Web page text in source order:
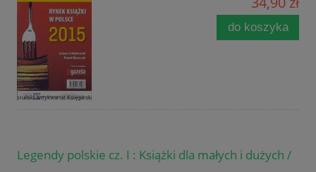
do koszyka
Legendy polskie cz. I : Książki dla małych i dużych /